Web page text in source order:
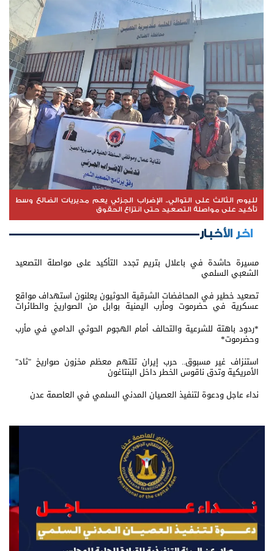
لليوم الثالث على التوالي.. الإضراب الجزئي يعم مديريات الضالع وسط
تأكيد على مواصلة التصعيد حتى انتزاع الحقوق
اخر الأخبار
مسيرة حاشدة في باعلال بتريم تجدد التأكيد على مواصلة التصعيد
الشعبي السلمي
تصعيد خطير في المحافضات الشرقية الحوثيون يعلنون استهداف مواقع
عسكرية في حضرموت ومأرب اليمنية بوابل من الصواريخ والطائرات
*ردود باهتة للشرعية والتحالف أمام الهجوم الحوثي الدامي في مأرب
وحضرموت*
استنزاف غير مسبوق.. حرب إيران تلتهم معظم مخزون صواريخ "ثاد"
الأمريكية وتدق ناقوس الخطر داخل البنتاغون
نداء عاجل ودعوة لتنفيذ العصيان المدني السلمي في العاصمة عدن